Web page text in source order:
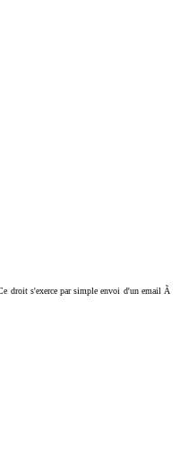
droit s'exerce par simple envoi d'un email Ã